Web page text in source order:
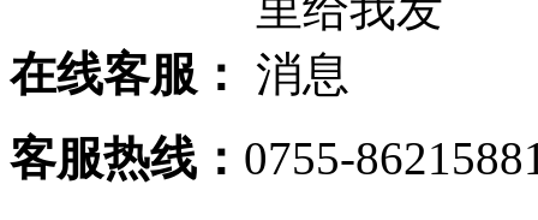
在线客服：
客服热线： 0755-